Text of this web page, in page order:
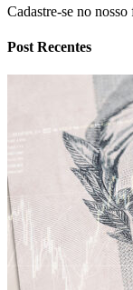
Cadastre-se no
Post Recentes